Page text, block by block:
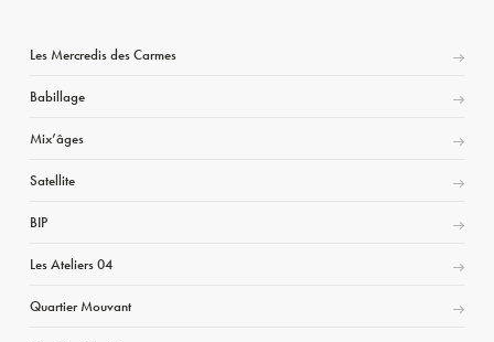
Les Mercredis des Carmes
Babillage
Mix’âges
Satellite
BIP
Les Ateliers 04
Quartier Mouvant